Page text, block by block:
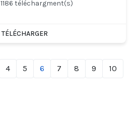
1186 téléchargment(s)
TÉLÉCHARGER
4 5 6 7 8 9 10